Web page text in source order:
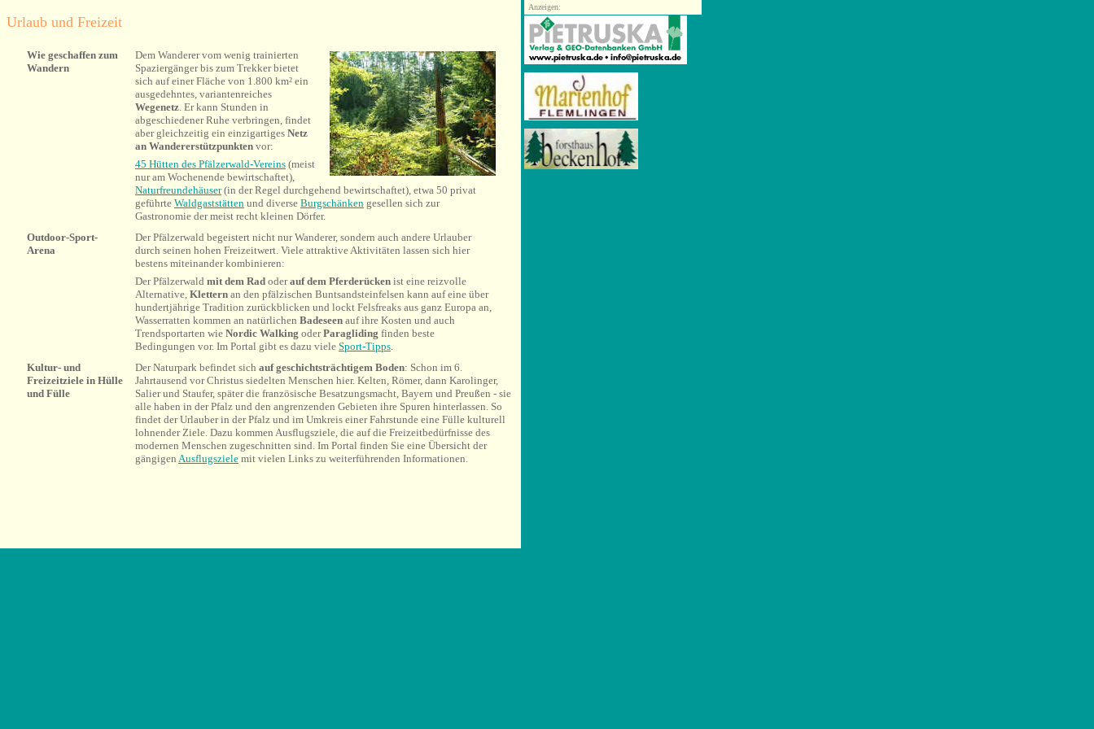
Urlaub und Freizeit
Wie geschaffen zum
Wandern
Dem Wanderer vom wenig trainierten
Spaziergänger bis zum Trekker bietet
sich auf einer Fläche von 1.800 km² ein
ausgedehntes, variantenreiches
Wegenetz. Er kann Stunden in
abgeschiedener Ruhe verbringen, findet
aber gleichzeitig ein einzigartiges Netz
an Wandererstützpunkten vor:
45 Hütten des Pfälzerwald-Vereins (meist
nur am Wochenende bewirtschaftet),
Naturfreundehäuser(in der Regel durchgehend bewirtschaftet), etwa 50 privat
geführte Waldgaststätten und diverse Burgschänken gesellen sich zur
Gastronomie der meist recht kleinen Dörfer.
Outdoor-Sport-
Arena
Der Pfälzerwald begeistert nicht nur Wanderer, sondern auch andere Urlauber
durch seinen hohen Freizeitwert. Viele attraktive Aktivitäten lassen sich hier
bestens miteinander kombinieren:
Der Pfälzerwald mit dem Rad oderauf dem Pferderücken ist eine reizvolle
Alternative, Klettern an den pfälzischen Buntsandsteinfelsen kann auf eine über
hundertjährige Tradition zurückblicken und lockt Felsfreaks aus ganz Europa an,
Wasserratten kommen an natürlichen Badeseen auf ihre Kosten und auch
Trendsportarten wie Nordic Walking oderParagliding finden beste
Bedingungen vor. Im Portal gibt es dazu viele Sport-Tipps.
Kultur- und
Freizeitziele in Hülle
und Fülle
Der Naturpark befindet sich auf geschichtsträchtigem Boden: Schon im 6.
Jahrtausend vor Christus siedelten Menschen hier. Kelten, Römer, dann Karolinger,
Salier und Staufer, später die französische Besatzungsmacht, Bayern und Preußen - sie
alle haben in der Pfalz und den angrenzenden Gebieten ihre Spuren hinterlassen. So
findet der Urlauber in der Pfalz und im Umkreis einer Fahrstunde eine Fülle kulturell
lohnender Ziele. Dazu kommen Ausflugsziele, die auf die Freizeitbedürfnisse des
modernen Menschen zugeschnitten sind. Im Portal finden Sie eine Übersicht der
gängigen Ausflugsziele mit vielen Links zu weiterführenden Informationen.
Anzeigen: